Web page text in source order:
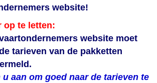
website!
op te letten:
website moet
tarieven van de pakketten
u aan om goed naar de tarieven te